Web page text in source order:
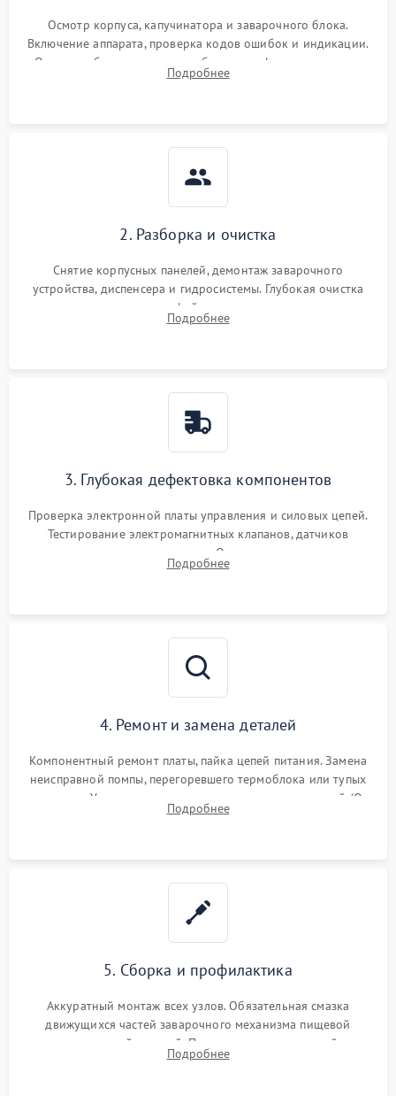
Осмотр корпуса, капучинатора и заварочного блока.
Включение аппарата, проверка кодов ошибок и индикации.
Оценка работы помпы, термоблока и кофемолки на слух.
Измерение температуры и давления воды для выявления
Подробнее
2. Разборка и очистка
Снятие корпусных панелей, демонтаж заварочного
устройства, диспенсера и гидросистемы. Глубокая очистка
внутренних узлов от кофейных масел, жмыха и накипи.
Промывка дренажных каналов и фильтров с использованием
Подробнее
3. Глубокая дефектовка компонентов
Проверка электронной платы управления и силовых цепей.
Тестирование электромагнитных клапанов, датчиков
температуры и расходомера. Оценка степени износа
жерновов кофемолки, уплотнительных колец гидросистемы
Подробнее
4. Ремонт и замена деталей
Компонентный ремонт платы, пайка цепей питания. Замена
неисправной помпы, перегоревшего термоблока или тупых
жерновов. Установка новых силиконовых уплотнителей (O-
ring) и тефлоновых трубок для надежного устранения
Подробнее
5. Сборка и профилактика
Аккуратный монтаж всех узлов. Обязательная смазка
движущихся частей заварочного механизма пищевой
силиконовой смазкой. Проведение программной
декальцинации и очистки системы от кофейных масел.
Подробнее